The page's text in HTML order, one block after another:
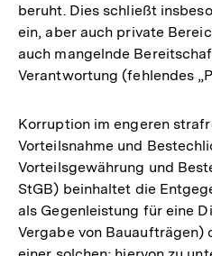
beruht. Dies schließt
ein, aber auch private
auch mangelnde
Verantwortung (fehlendes
Korruption im engeren
Vorteilsnahme und
Vorteilsgewährung und
StGB) beinhaltet die
als Gegenleistung für eine
Vergabe von Bauaufträgen)